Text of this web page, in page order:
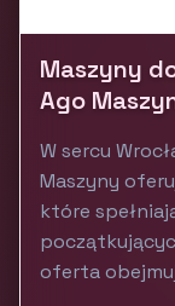
Maszyny
Ago
W sercu
Maszyny
które
oferta